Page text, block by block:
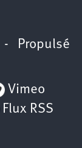
- Propulsé
Vimeo
Flux RSS